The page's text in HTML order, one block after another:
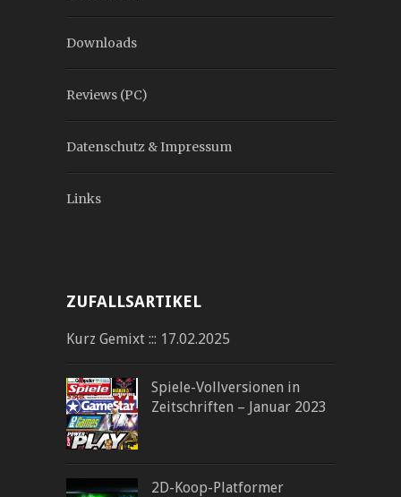
Downloads
Reviews (PC)
Datenschutz & Impressum
Links
ZUFALLSARTIKEL
Kurz Gemixt ::: 17.02.2025
Spiele-Vollversionen in
Zeitschriften – Januar 2023
2D-Koop-Platformer